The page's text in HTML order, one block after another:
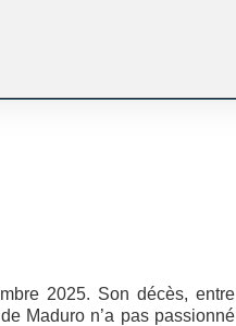
2025. Son décès, entre
Maduro n’a pas passionné